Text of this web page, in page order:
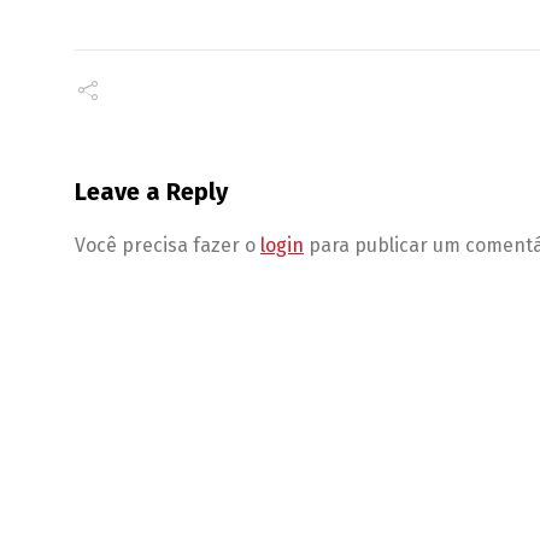
Leave a Reply
Você precisa fazer o login para publicar um